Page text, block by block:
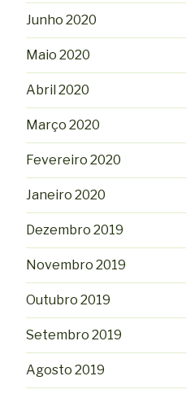
Junho 2020
Maio 2020
Abril 2020
Março 2020
Fevereiro 2020
Janeiro 2020
Dezembro 2019
Novembro 2019
Outubro 2019
Setembro 2019
Agosto 2019